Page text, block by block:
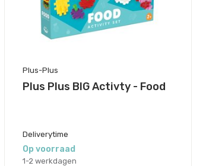
Plus-Plus
Plus Plus BIG Activty - Food
Deliverytime
Op voorraad
1-2 werkdagen